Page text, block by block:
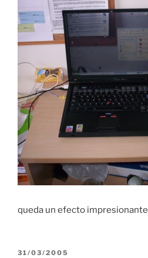
queda un efecto impresionante
POSTED
31/03/2005